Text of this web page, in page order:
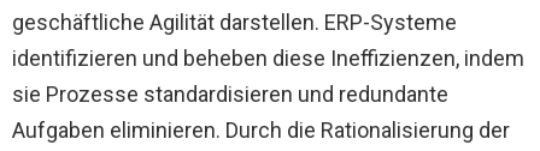
geschäftliche Agilität darstellen. ERP-Systeme
identifizieren und beheben diese Ineffizienzen, indem
sie Prozesse standardisieren und redundante
Aufgaben eliminieren. Durch die Rationalisierung der